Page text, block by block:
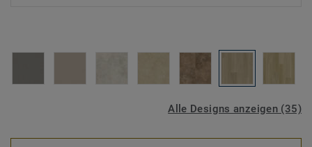
Alle Designs anzeigen (35)